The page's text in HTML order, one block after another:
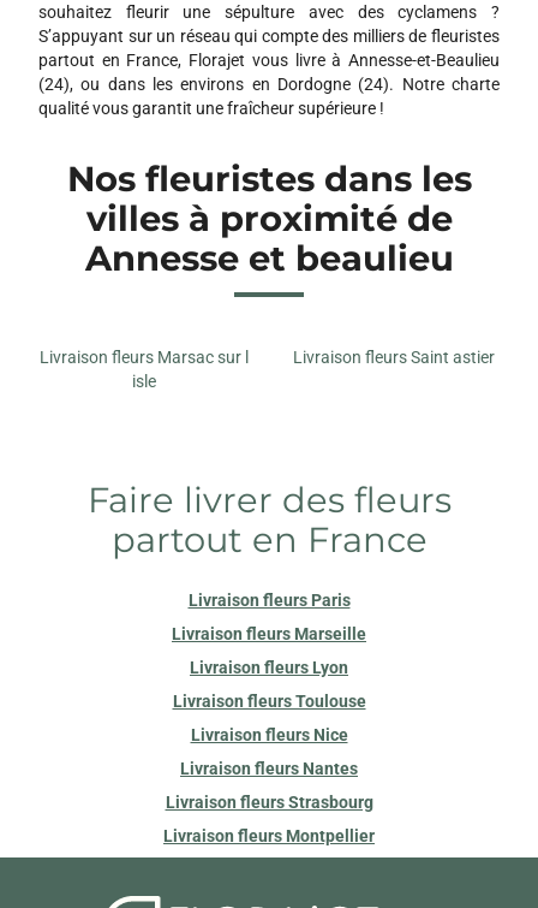
souhaitez fleurir une sépulture avec des cyclamens ?
S’appuyant sur un réseau qui compte des milliers de fleuristes
partout en France, Florajet vous livre à Annesse-et-Beaulieu
(24), ou dans les environs en Dordogne (24). Notre charte
qualité vous garantit une fraîcheur supérieure !
Nos fleuristes dans les
villes à proximité de
Annesse et beaulieu
Livraison fleurs Marsac sur l
isle
Livraison fleurs Saint astier
Faire livrer des fleurs
partout en France
Livraison fleurs Paris
Livraison fleurs Marseille
Livraison fleurs Lyon
Livraison fleurs Toulouse
Livraison fleurs Nice
Livraison fleurs Nantes
Livraison fleurs Strasbourg
Livraison fleurs Montpellier